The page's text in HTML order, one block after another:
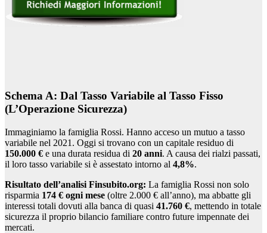
Schema A: Dal Tasso Variabile al Tasso Fisso
(L’Operazione Sicurezza)
Immaginiamo la famiglia Rossi. Hanno acceso un mutuo a tasso
variabile nel 2021. Oggi si trovano con un capitale residuo di
150.000 € e una durata residua di 20 anni. A causa dei rialzi passati,
il loro tasso variabile si è assestato intorno al 4,8%.
Risultato dell’analisi Finsubito.org: La famiglia Rossi non solo
risparmia 174 € ogni mese (oltre 2.000 € all’anno), ma abbatte gli
interessi totali dovuti alla banca di quasi 41.760 €, mettendo in totale
sicurezza il proprio bilancio familiare contro future impennate dei
mercati.